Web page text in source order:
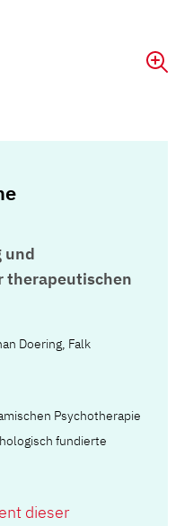
und
therapeutischen
Doering, Falk
Psychotherapie
fundierte
dieser